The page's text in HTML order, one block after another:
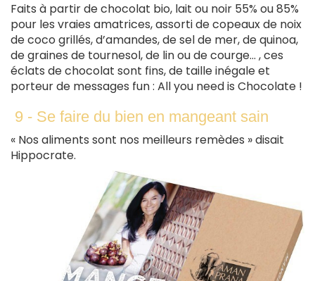
Faits à partir de chocolat bio, lait ou noir 55% ou 85%
pour les vraies amatrices, assorti de copeaux de noix
de coco grillés, d’amandes, de sel de mer, de quinoa,
de graines de tournesol, de lin ou de courge… , ces
éclats de chocolat sont fins, de taille inégale et
porteur de messages fun : All you need is Chocolate !
9 - Se faire du bien en mangeant sain
« Nos aliments sont nos meilleurs remèdes » disait
Hippocrate.